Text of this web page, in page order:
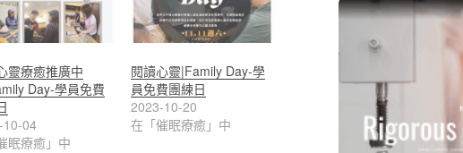
靈療癒推廣中
Day-學員免費
04
眠療癒」中
閱讀心靈|Family Day-學
員免費團練日
2023-10-20
在「催眠療癒」中